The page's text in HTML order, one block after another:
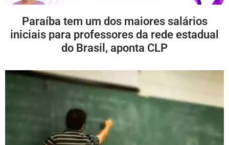
Paraíba tem um dos maiores salários
iniciais para professores da rede estadual
do Brasil, aponta CLP